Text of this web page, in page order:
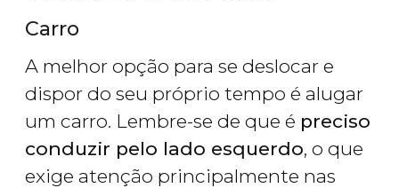
Carro
A melhor opção para se deslocar e
dispor do seu próprio tempo é alugar
um carro. Lembre-se de que é preciso
conduzir pelo lado esquerdo, o que
exige atenção principalmente nas